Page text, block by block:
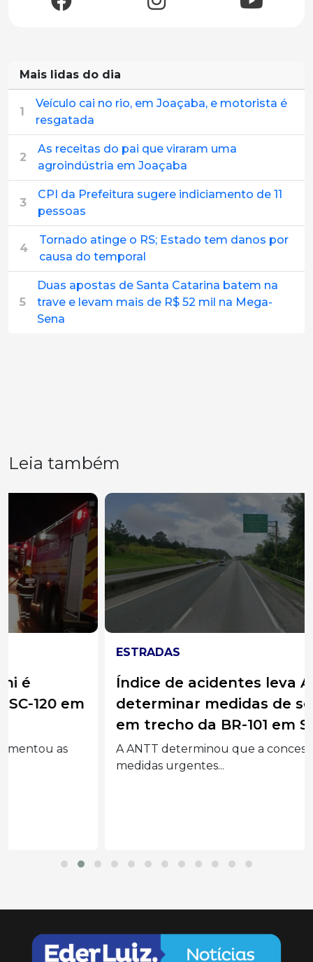
Mais lidas do dia
1
Veículo cai no rio, em Joaçaba, e motorista é
resgatada
2
As receitas do pai que viraram uma
agroindústria em Joaçaba
3
CPI da Prefeitura sugere indiciamento de 11
pessoas
4
Tornado atinge o RS; Estado tem danos por
causa do temporal
5
Duas apostas de Santa Catarina batem na
trave e levam mais de R$ 52 mil na Mega-
Sena
Leia também
Índice de acidentes leva ANTT a
determinar medidas de segurança
em trecho da BR-101 em SC
A ANTT determinou que a concessionária adote
medidas urgentes...